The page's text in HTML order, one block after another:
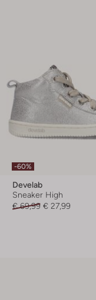
-60%
Develab
Sneaker High
€ 69,99 € 27,99